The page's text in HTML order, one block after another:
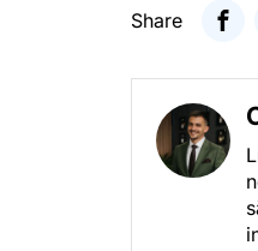
Share